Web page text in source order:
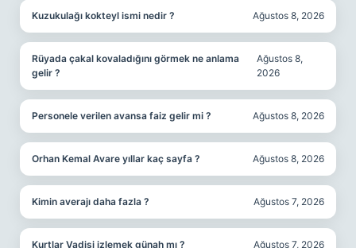
Kuzukulağı kokteyl ismi nedir ? Ağustos 8, 2026
Rüyada çakal kovaladığını görmek ne anlama
gelir ?
Ağustos 8,
2026
Personele verilen avansa faiz gelir mi ? Ağustos 8, 2026
Orhan Kemal Avare yıllar kaç sayfa ? Ağustos 8, 2026
Kimin averajı daha fazla ? Ağustos 7, 2026
Kurtlar Vadisi izlemek günah mı ? Ağustos 7, 2026